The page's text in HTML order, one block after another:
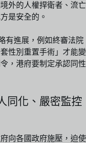
外的人權捍衛者、流亡
是安全的。
有進展，例如終審法院
性別重置手術」才能變
，港府要制定承認同性
同化、嚴密監控
向各國政府施壓，迫使